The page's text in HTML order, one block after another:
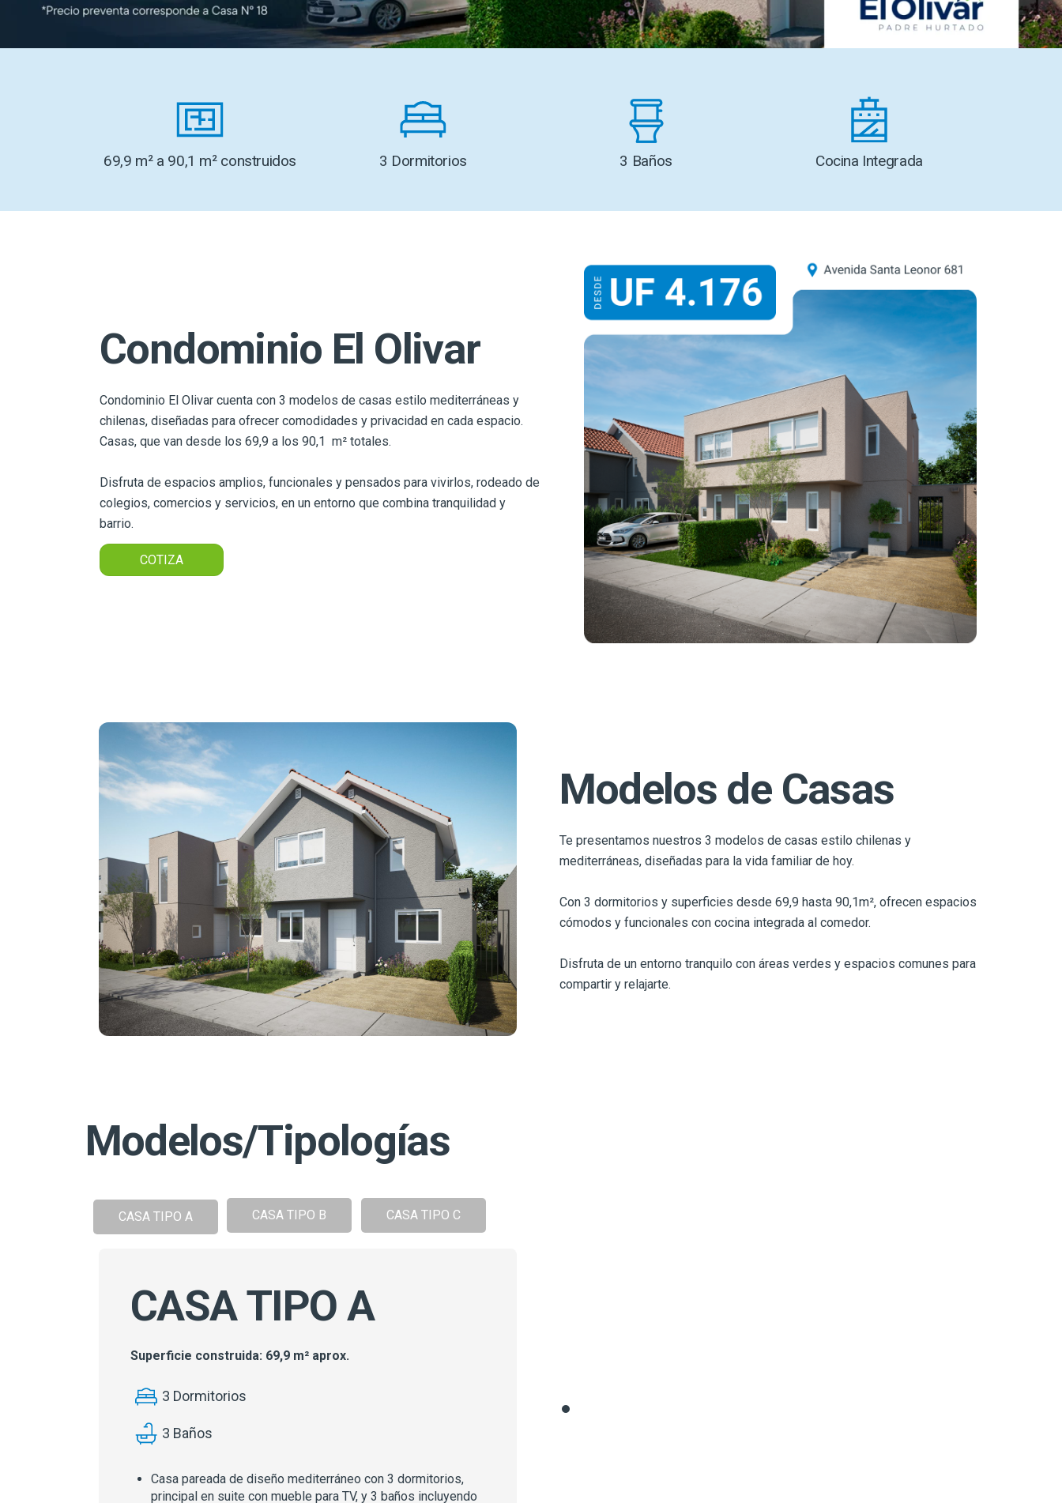
69,9 m² a 90,1 m² construidos 3 Dormitorios 3 Baños Cocina Integrada
Condominio El Olivar
Condominio El Olivar cuenta con 3 modelos de casas estilo mediterráneas y
chilenas, diseñadas para ofrecer comodidades y privacidad en cada espacio.
Casas, que van desde los 69,9 a los 90,1 m² totales.
Disfruta de espacios amplios, funcionales y pensados para vivirlos, rodeado de
colegios, comercios y servicios, en un entorno que combina tranquilidad y
barrio.
COTIZA
Modelos de Casas
Te presentamos nuestros 3 modelos de casas estilo chilenas y
mediterráneas, diseñadas para la vida familiar de hoy.
Con 3 dormitorios y superficies desde 69,9 hasta 90,1m², ofrecen espacios
cómodos y funcionales con cocina integrada al comedor.
Disfruta de un entorno tranquilo con áreas verdes y espacios comunes para
compartir y relajarte.
Modelos/Tipologías
CASA TIPO A CASA TIPO B CASA TIPO C
CASA TIPO A
Superficie construida: 69,9 m² aprox.
3 Dormitorios
3 Baños
Casa pareada de diseño mediterráneo con 3 dormitorios,
principal en suite con mueble para TV, y 3 baños incluyendo